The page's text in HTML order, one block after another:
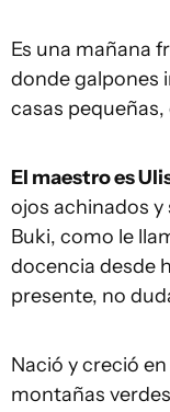
Es una mañana
donde galpones
casas
El maestro es
ojos achinados
Buki, como le
docencia desde
presente, no
Nació y creció
montañas